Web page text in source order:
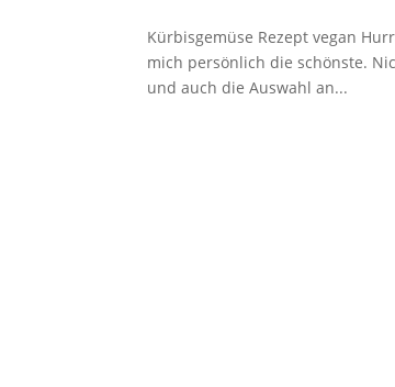
Kürbisgemüse Rezept vegan
mich persönlich die schönste.
und auch die Auswahl an...